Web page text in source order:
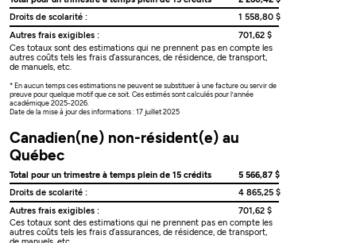
Droits de scolarité :
1 558,80 $
Autres frais exigibles :
701,62 $
Ces totaux sont des estimations qui ne prennent pas en compte les
autres coûts tels les frais d’assurances, de résidence, de transport,
de manuels, etc.
* En aucun temps ces estimations ne peuvent se substituer à une facture ou servir de
preuve pour quelque motif que ce soit. Ces estimés sont calculés pour l’année
académique 2025-2026.
Date de la mise à jour des informations : 17 juillet 2025
Canadien(ne) non-résident(e) au
Québec
Total pour un trimestre à temps plein de 15 crédits
5 566,87 $
Droits de scolarité :
4 865,25 $
Autres frais exigibles :
701,62 $
Ces totaux sont des estimations qui ne prennent pas en compte les
autres coûts tels les frais d’assurances, de résidence, de transport,